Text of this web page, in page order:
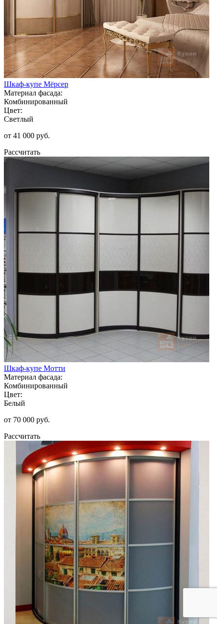
Шкаф-купе Мёрсер
Материал фасада:
Комбинированный
Цвет:
Светлый
от 41 000 руб.
Рассчитать
Шкаф-купе Мотти
Материал фасада:
Комбинированный
Цвет:
Белый
от 70 000 руб.
Рассчитать